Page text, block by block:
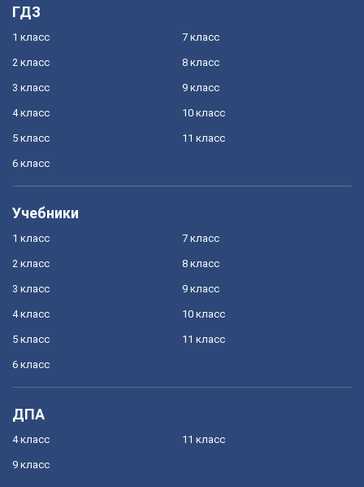
ГДЗ
1 класс
2 класс
3 класс
4 класс
5 класс
6 класс
7 класс
8 класс
9 класс
10 класс
11 класс
Учебники
1 класс
2 класс
3 класс
4 класс
5 класс
6 класс
7 класс
8 класс
9 класс
10 класс
11 класс
ДПА
4 класс
9 класс
11 класс